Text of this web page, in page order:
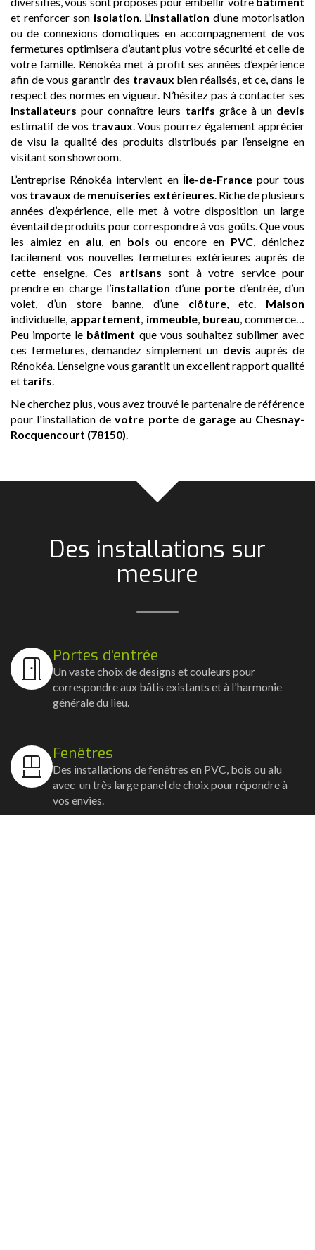
et renforcer son isolation . L’installation d’une motorisation
ou de connexions domotiques en accompagnement de vos
fermetures optimisera d’autant plus votre sécurité et celle de
votre famille. Rénokéa met à profit ses années d’expérience
afin de vous garantir des travaux bien réalisés, et ce, dans le
respect des normes en vigueur. N’hésitez pas à contacter ses
installateurs pour connaître leurs tarifs grâce à un devis
estimatif de vos travaux . Vous pourrez également apprécier
de visu la qualité des produits distribués par l’enseigne en
visitant son showroom.
L’entreprise Rénokéa intervient enÎle-de-Francepour tous
vos travaux de menuiseries extérieures . Riche de plusieurs
années d’expérience, elle met à votre disposition un large
éventail de produits pour correspondre à vos goûts. Que vous
les aimiez en alu , en bois ou encore en PVC , dénichez
facilement vos nouvelles fermetures extérieures auprès de
cette enseigne. Ces artisans sont à votre service pour
prendre en charge l’installation d’une porte d’entrée, d’un
volet, d’un store banne, d’une clôture , etc. Maison
individuelle, appartement immeuble, bureau , commerce…
Peu importe le bâtiment que vous souhaitez sublimer avec
ces fermetures, demandez simplement un devis auprès de
Rénokéa. L’enseigne vous garantit un excellent rapport qualité
et tarifs
Ne cherchez plus, vous avez trouvé le partenaire de référence
pour l'installation devotre porte de garage au Chesnay-
Rocquencourt (78150)
Des installations sur
mesure
Portes d'entrée
Un vaste choix de designs et couleurs pour
correspondre aux bâtis existants et à l'harmonie
générale du lieu.
Fenêtres
Des installations de fenêtres en PVC, bois ou alu
avec un très large panel de choix pour répondre à
vos envies.